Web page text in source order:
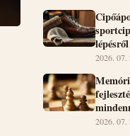
2026. 07.
2026. 07.